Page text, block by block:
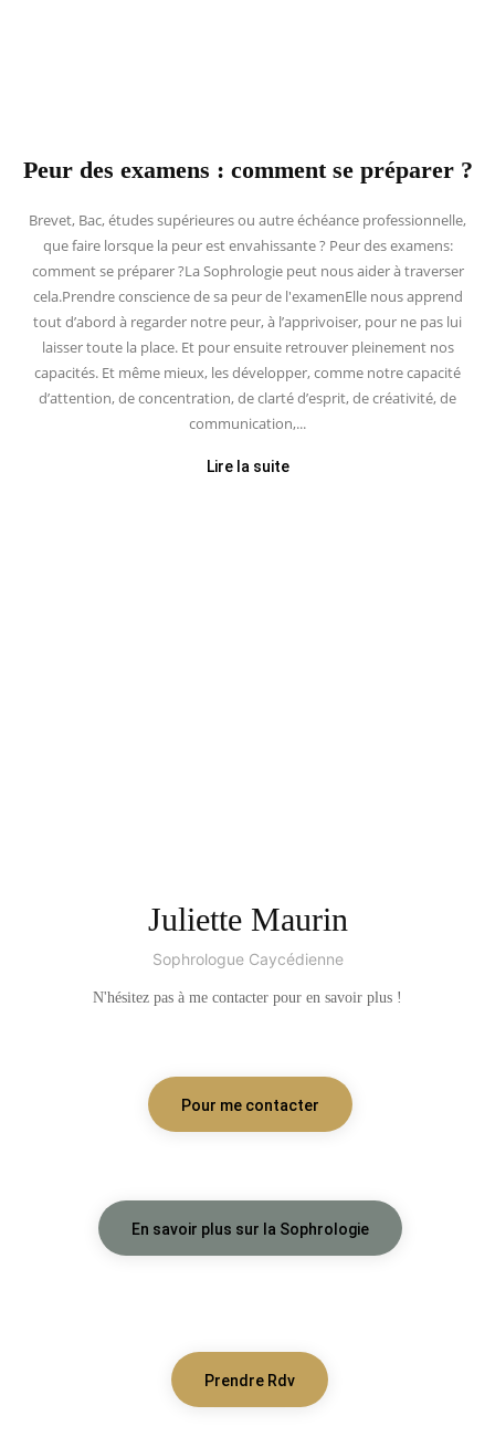
Peur des examens : comment se préparer ?
Brevet, Bac, études supérieures ou autre échéance professionnelle,
que faire lorsque la peur est envahissante ? Peur des examens:
comment se préparer ?La Sophrologie peut nous aider à traverser
cela.Prendre conscience de sa peur de l'examenElle nous apprend
tout d’abord à regarder notre peur, à l’apprivoiser, pour ne pas lui
laisser toute la place. Et pour ensuite retrouver pleinement nos
capacités. Et même mieux, les développer, comme notre capacité
d’attention, de concentration, de clarté d’esprit, de créativité, de
communication,...
Lire la suite
Juliette Maurin
Sophrologue Caycédienne
N'hésitez pas à me contacter pour en savoir plus !
Pour me contacter
En savoir plus sur la Sophrologie
Prendre Rdv